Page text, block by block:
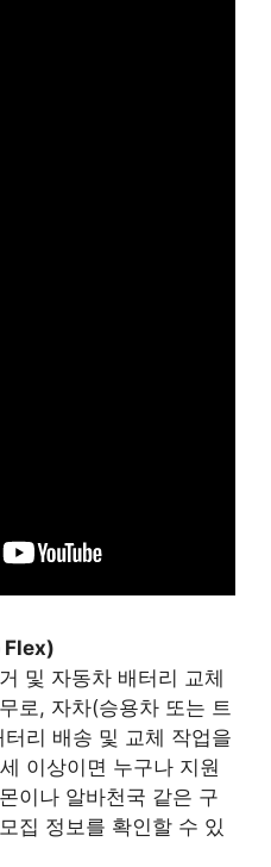
Flex)
및 자동차 배터리 교체
로, 자차(승용차 또는 트
리 배송 및 교체 작업을
이상이면 누구나 지원
이나 알바천국 같은 구
집 정보를 확인할 수 있